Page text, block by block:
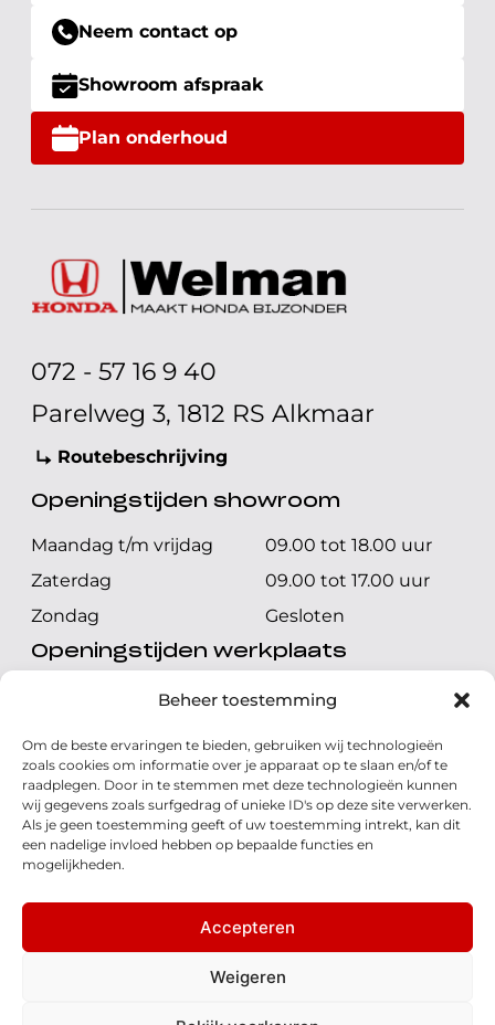
Beheer toestemming
Om de beste ervaringen te bieden, gebruiken wij technologieën
zoals cookies om informatie over je apparaat op te slaan en/of te
raadplegen. Door in te stemmen met deze technologieën kunnen
wij gegevens zoals surfgedrag of unieke ID's op deze site verwerken.
Als je geen toestemming geeft of uw toestemming intrekt, kan dit
een nadelige invloed hebben op bepaalde functies en
mogelijkheden.
Accepteren
Weigeren
Neem contact op
Showroom afspraak
Plan onderhoud
072 - 57 16 9 40
Parelweg 3, 1812 RS Alkmaar
Routebeschrijving
Openingstijden showroom
Maandag t/m vrijdag
09.00 tot 18.00 uur
Zaterdag
09.00 tot 17.00 uur
Zondag
Gesloten
Openingstijden werkplaats
Maandag t/m vrijdag
08.00 tot 17.00 uur
Zondag
Gesloten
Volg ons
© 2026 - Honda Welman